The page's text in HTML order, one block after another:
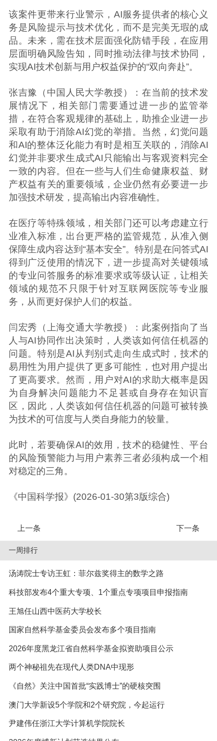
该案件更带来行业警示，AI服务提供者的核心义
务是风险提示与技术优化，而不是完美无瑕的成
品。未来，需在技术层面强化防错手段，在应用
层面明确风险告知，同时推动法律与技术协同，
实现AI技术创新与用户权益保护的“双向奔赴”。
张吉豫（中国人民大学教授）：在当前的技术发
展情况下，相关部门需要通过进一步的监管举
措，在符合客观规律的基础上，助推企业进一步
采取有助于消除AI幻觉的举措。当然，幻觉问题
和AI的整体泛化能力有时是相互关联的，消除AI
幻觉并非要求生成式AI只能输出与客观资料完全
一致的内容。但在一些与人们生命健康权益、财
产权益有关的重要领域，企业仍然有必要进一步
加强技术研发，提高输出内容准确性。
在医疗等特殊领域，相关部门还可以考虑建立行
业准入标准，出台更严格的监管规范，从准入侧
保障生成内容达到“基本安全”。特别是在问答式AI
得到广泛使用的情况下，进一步提高对关键领域
的专业问答服务的标准要求或等级认证，让相关
领域的规范不只限于针对互联网医院等专业服
务，从而更好保护人们的权益。
闫宏秀（上海交通大学教授）：此案例指向了当
人与AI协同作出决策时，人类该如何信任机器的
问题。特别是AI从判别式走向生成式时，技术的
易用性为用户提供了更多可能性，也对用户提出
了更高要求。然而，用户对AI的求助大概率是因
为自身解决问题能力不足甚或自身存在知识盲
区，因此，人类该如何信任机器的问题可被转换
为技术的可信度与人类自身能力的较量。
此时，若要确保AI的效用，技术的稳健性、平台
的风险预警能力与用户素养三者必须构成一个相
对稳定的三角。
《中国科学报》(2026-01-30第3版综合)
上一条 下一条
一周排行
汤涛院士专访王虹：菲尔兹奖得主的数学之路
科技部发布4个重大专项、1个重点专项项目申报指南
王旭任山西中医药大学校长
国家自然科学基金委员会发布多个项目指南
2026年度黑龙江省自然科学基金拟资助项目公示
两个神秘祖先在现代人类DNA中现形
《自然》关注中国首批“实践博士”的硬核突围
澳门大学新设5个学院和2个研究院，今起运行
尹建伟任浙江大学计算机学院院长